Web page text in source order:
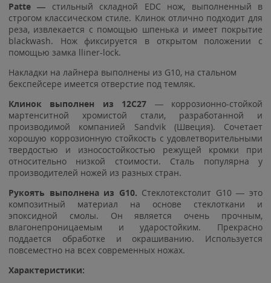
Patte — стильный складной EDC нож, выполненный в
строгом классическом стиле. Клинок отлично подходит для
реза, извлекается с помощью шпенька и имеет покрытие
blackwash. Нож фиксируется в открытом положении с
помощью замка lliner-lock.
Накладки на лайнера выполнены из G10, на стальном
бекспейсере имеется отверстие под темляк.
Клинок выполнен из 12C27 — коррозионно-стойкой
мартенситной хромистой стали, разработанной и
производимой компанией Sandvik (Швеция). Сочетает
хорошую коррозионную стойкость с удовлетворительными
твердостью и износостойкостью режущей кромки при
относительно низкой стоимости. Сталь популярна у
производителей ножей из разных стран.
Рукоять выполнена из G10. Стеклотекстолит G10 — это
композитный материал на основе стеклоткани и
эпоксидной смолы. Он является очень прочным,
влагонепроницаемым и ударостойким. Прекрасно
поддается обработке и окрашиванию. Используется
повсеместно на всех современных ножах.
Характеристики: